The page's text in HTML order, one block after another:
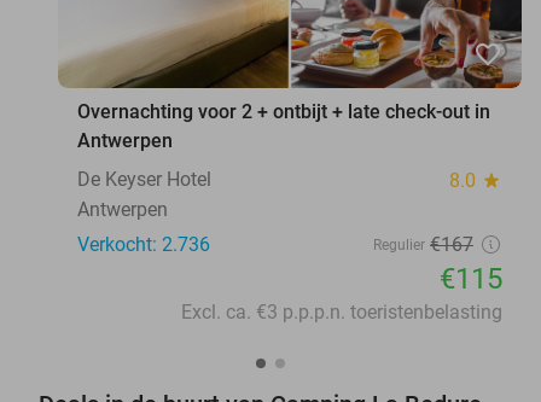
favorite_border
Overnachting voor 2 + ontbijt + late check-out in
Antwerpen
De Keyser Hotel
8.0 star
Antwerpen
Verkocht: 2.736
Regulier €167
€115
Excl. ca. €3 p.p.p.n. toeristenbelasting